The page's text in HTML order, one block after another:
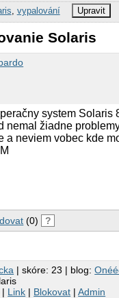
vypalování Upravit
Solaris
system
nemal žiadne
a neviem vobec kde
(0) ?
| skóre: 23 | blog:
| Link | Blokovat |Admin